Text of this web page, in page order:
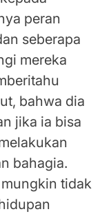
peran
seberapa
mereka
bahwa dia
jika ia bisa
bahagia.
tidak